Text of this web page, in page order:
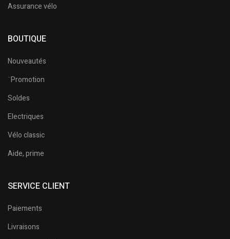
Assurance vélo
BOUTIQUE
Nouveautés
¨Promotion
Soldes
Electriques
Vélo classic
Aide, prime
SERVICE CLIENT
Paiements
Livraisons